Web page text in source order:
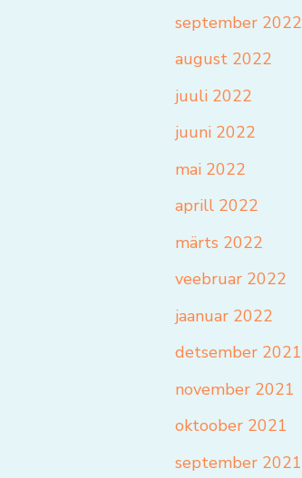
september 2022
august 2022
juuli 2022
juuni 2022
mai 2022
aprill 2022
märts 2022
veebruar 2022
jaanuar 2022
detsember 2021
november 2021
oktoober 2021
september 2021